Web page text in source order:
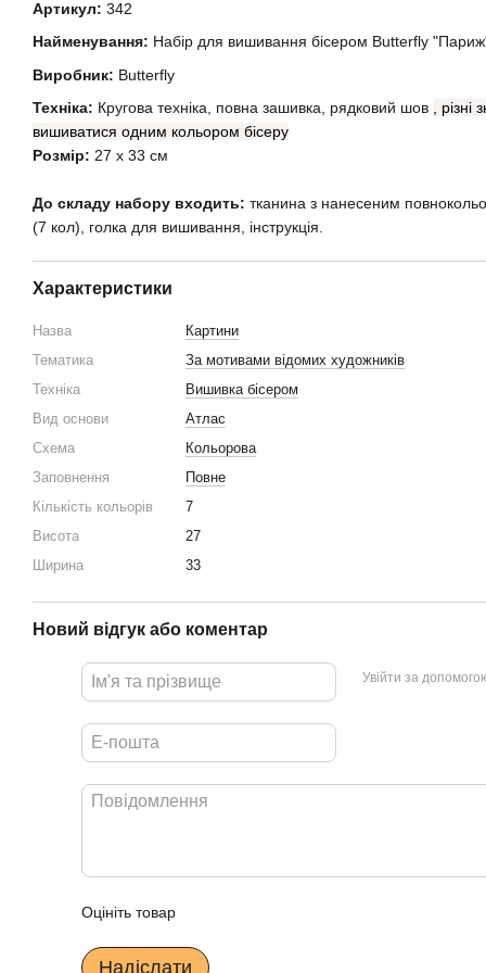
Артикул: 342
Найменування: Набір для вишивання бісером Butterfly
Виробник: Butterfly
Техніка: Кругова техніка, повна зашивка, рядковий шов
,
вишиватися одним кольором бісеру
Розмір: 27 х 33 см
До складу набору входить: тканина з нанесеним
(7 кол), голка для вишивання, інструкція.
Характеристики
Назва
Картини
Тематика
За мотивами відомих художників
Техніка
Вишивка бісером
Вид основи
Атлас
Схема
Кольорова
Заповнення
Повне
Кількість кольорів
7
Висота
27
Ширина
33
Новий відгук або коментар
Увійти за
Оцініть товар
Надіслати